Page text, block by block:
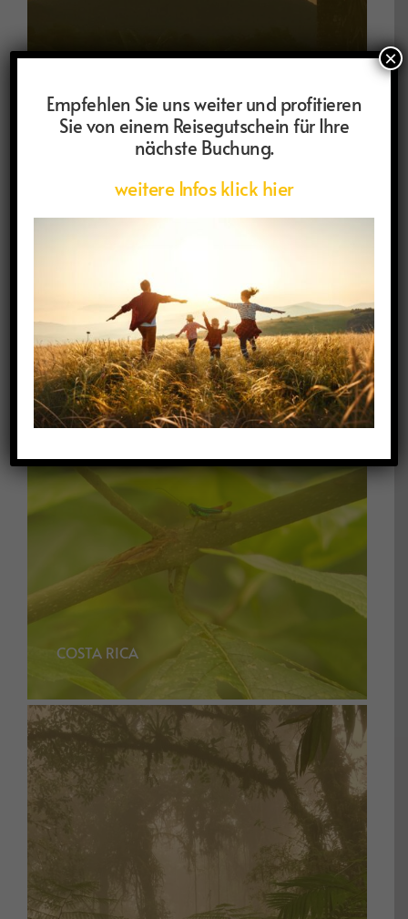
COSTA RICA-VULKAN ARENAL
TAHITI
COSTA RICA
Empfehlen Sie uns weiter und profitieren
Sie von einem Reisegutschein für Ihre
nächste Buchung.
weitere Infos klick hier
×